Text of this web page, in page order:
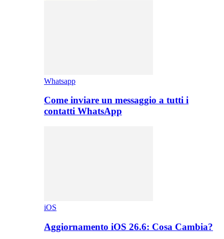
Whatsapp
Come inviare un messaggio a tutti i
contatti WhatsApp
iOS
Aggiornamento iOS 26.6: Cosa Cambia?